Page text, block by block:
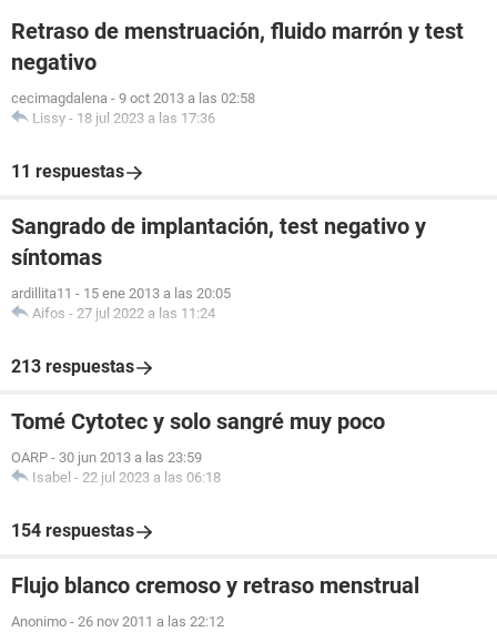
Retraso de menstruación, fluido marrón y test
negativo
cecimagdalena - 9 oct 2013 a las 02:58
Lissy - 18 jul 2023 a las 17:36
11 respuestas
Sangrado de implantación, test negativo y
síntomas
ardillita11 - 15 ene 2013 a las 20:05
Aifos - 27 jul 2022 a las 11:24
213 respuestas
Tomé Cytotec y solo sangré muy poco
OARP - 30 jun 2013 a las 23:59
Isabel - 22 jul 2023 a las 06:18
154 respuestas
Flujo blanco cremoso y retraso menstrual
Anonimo - 26 nov 2011 a las 22:12